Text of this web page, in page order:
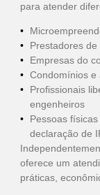
para atender
Prestadores de
Empresas do
Condomínios e
Profissionais
engenheiros
Pessoas
declaração de
oferece um
práticas,